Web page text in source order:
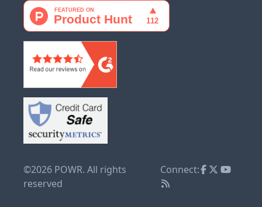
©2026 POWR. All rights
reserved
Connect: